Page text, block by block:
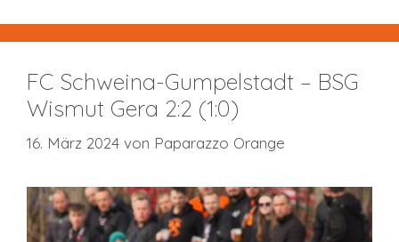
FC Schweina-Gumpelstadt – BSG
Wismut Gera 2:2 (1:0)
16. März 2024 von Paparazzo Orange